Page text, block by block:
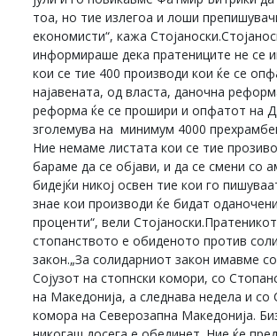
тоа, но тие излегоа и лоши
економисти“, кажа
информираше дека пратениците не се
кои се тие 400 производи кои ќе се
најавената, од власта, даночна
реформа ќе се прошири и опфатот на
зголемува на минимум 4000
Ние немаме листата кои се тие
бараме да се објави, и да се смени со
бидејќи никој освен тие кои го
знае кои производи ќе бидат
проценти“, вели
стопанството е обиденото против
закон.„За солидарниот закон имавме
Сојузот на стопнски комори, со
на Македонија, а следнава недела и со
комора на Северозапна Македонија.